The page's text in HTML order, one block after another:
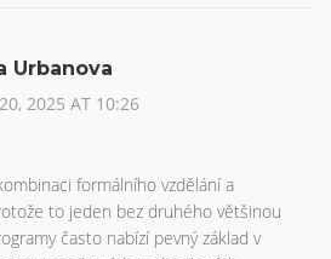
Urbanova
2025 AT 10:26
formálního vzdělání a
to jeden bez druhého většinou
často nabízí pevný základ v